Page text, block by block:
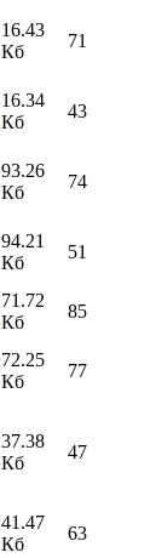
16.43
Кб
71
16.34
Кб
43
93.26
Кб
74
94.21
Кб
51
71.72
Кб
85
72.25
Кб
77
37.38
Кб
47
41.47
Кб
63